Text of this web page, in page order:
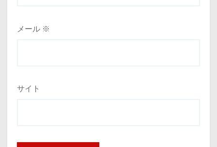
メール ※
サイト